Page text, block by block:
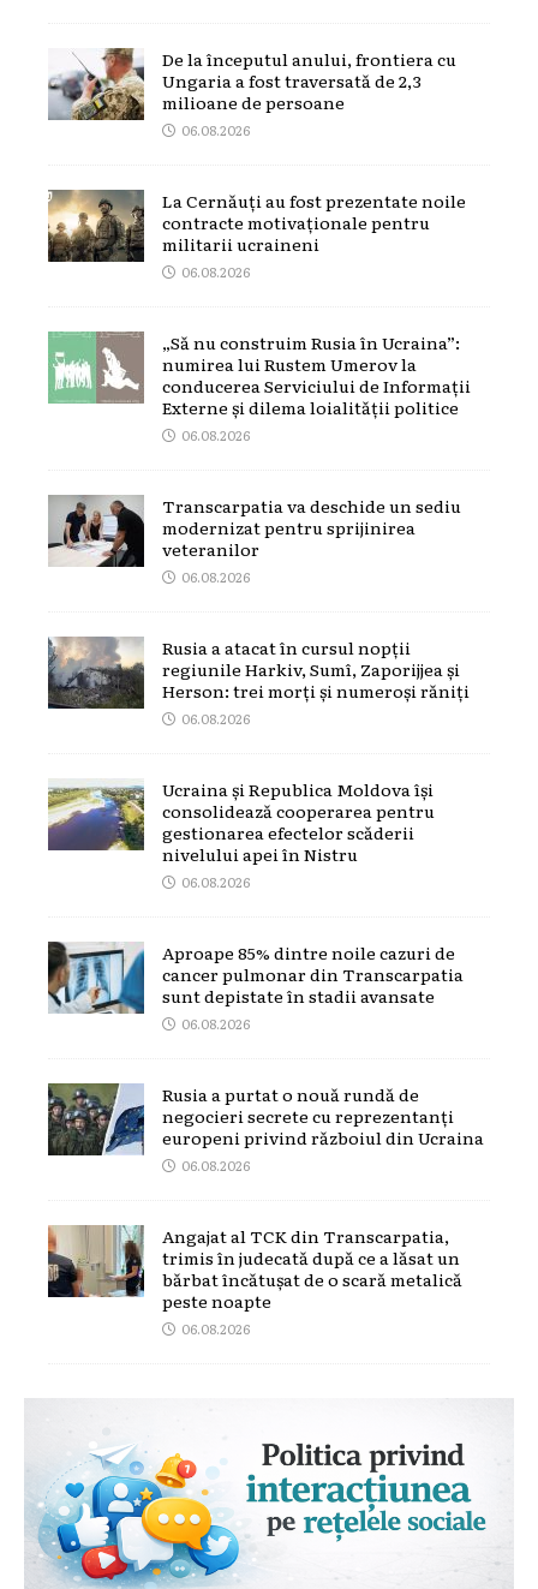
De la începutul anului, frontiera cu
Ungaria a fost traversată de 2,3
milioane de persoane
06.08.2026
La Cernăuți au fost prezentate noile
contracte motivaționale pentru
militarii ucraineni
06.08.2026
„Să nu construim Rusia în Ucraina”:
numirea lui Rustem Umerov la
conducerea Serviciului de Informații
Externe și dilema loialității politice
06.08.2026
Transcarpatia va deschide un sediu
modernizat pentru sprijinirea
veteranilor
06.08.2026
Rusia a atacat în cursul nopții
regiunile Harkiv, Sumî, Zaporijjea și
Herson: trei morți și numeroși răniți
06.08.2026
Ucraina și Republica Moldova își
consolidează cooperarea pentru
gestionarea efectelor scăderii
nivelului apei în Nistru
06.08.2026
Aproape 85% dintre noile cazuri de
cancer pulmonar din Transcarpatia
sunt depistate în stadii avansate
06.08.2026
Rusia a purtat o nouă rundă de
negocieri secrete cu reprezentanți
europeni privind războiul din Ucraina
06.08.2026
Angajat al TCK din Transcarpatia,
trimis în judecată după ce a lăsat un
bărbat încătușat de o scară metalică
peste noapte
06.08.2026